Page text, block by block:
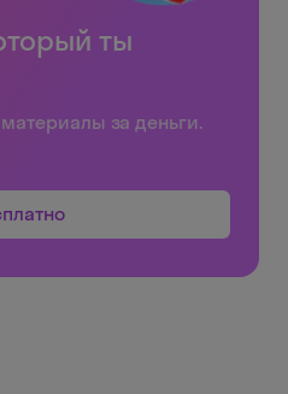
ты
за деньги.